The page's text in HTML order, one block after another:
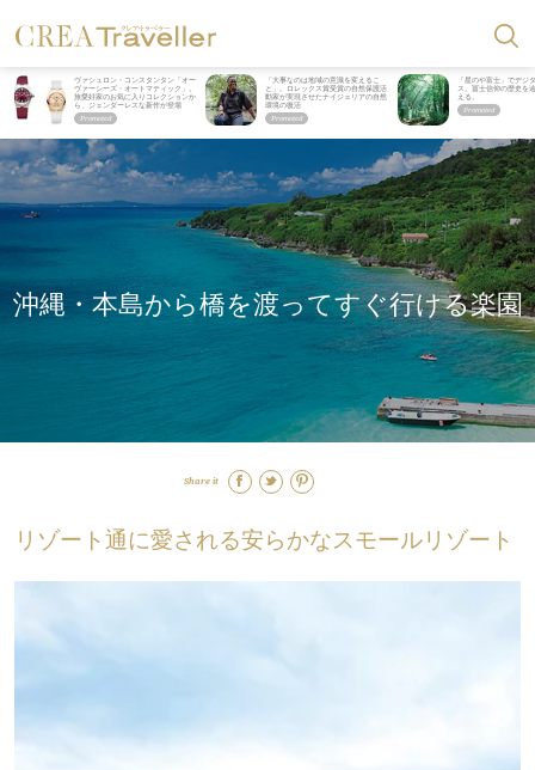
ヴァシュロン・コンスタンタン「オー
ヴァーシーズ・オートマティック」。
旅愛好家のお気に入りコレクションか
ら、ジェンダーレスな新作が登場
「大事なのは地域の意識を変えるこ
と」。ロレックス賞受賞の自然保護活
動家が実現させたナイジェリアの自然
環境の復活
「星のや富士」でデジ
ス。冨士信仰の歴史を
える。
沖縄・本島から橋を渡ってすぐ行ける楽園
Share it
リゾート通に愛される安らかなスモールリゾート